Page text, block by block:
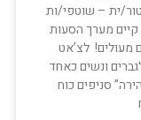
ית – שוטפי/ות
קיים מערך הסעות
מעולים! לצ’אט
ונשים כאחד
סניפים כוח